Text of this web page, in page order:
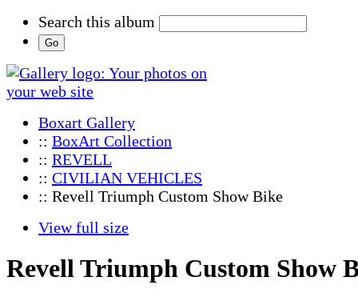
Search this album
Boxart Gallery
:: BoxArt Collection
:: REVELL
:: CIVILIAN VEHICLES
:: Revell Triumph Custom Show Bike
View full size
Revell Triumph Custom Show